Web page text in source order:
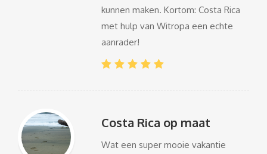
kunnen maken. Kortom: Costa Rica
met hulp van Witropa een echte
aanrader!
Costa Rica op maat
Wat een super mooie vakantie